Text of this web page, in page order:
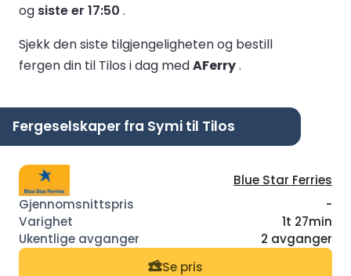
og siste er 17:50 .
Sjekk den siste tilgjengeligheten og bestill
fergen din til Tilos i dag medAFerry.
Fergeselskaper fra Symi til Tilos
Blue Star Ferries
-
1t 27min
2 avganger
Se pris